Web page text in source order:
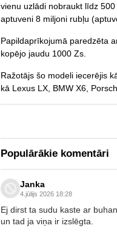
vienu uzlādi nobraukt līdz
aptuveni 8 miljoni rubļu
Papildaprīkojumā paredzēta
kopējo jaudu 1000 Zs.
Ražotājs šo modeli iecerējis
kā Lexus LX, BMW X6,
Populārākie komentāri
Janka
4.jūlijs 2026 18:28
Ej dirst ta sudu kaste ar
un tad ja viņa ir izslēgta.